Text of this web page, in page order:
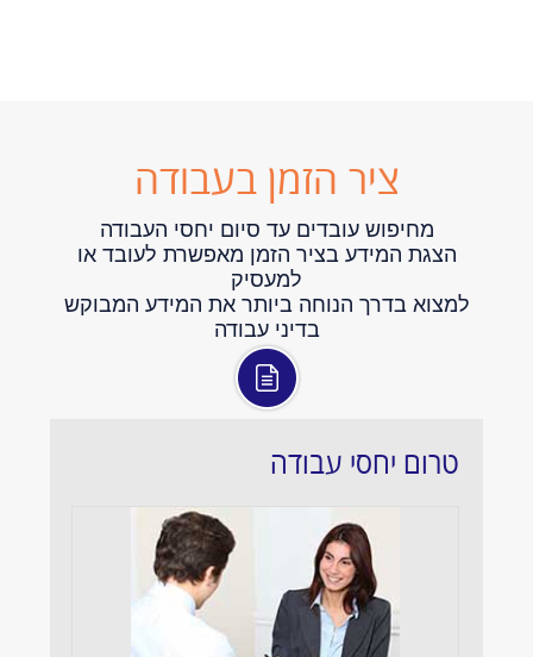
ציר הזמן בעבודה
מחיפוש עובדים עד סיום יחסי העבודה
הצגת המידע בציר הזמן מאפשרת לעובד או
למעסיק
למצוא בדרך הנוחה ביותר את המידע המבוקש
בדיני עבודה
טרום יחסי עבודה